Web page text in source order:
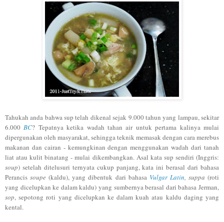
Tahukah anda bahwa sup telah dikenal sejak 9.000 tahun yang lampau, sekitar
6.000BC? Tepatnya ketika wadah tahan air untuk pertama kalinya mulai
dipergunakan oleh masyarakat, sehingga teknik memasak dengan cara merebus
makanan dan cairan - kemungkinan dengan menggunakan wadah dari tanah
liat atau kulit binatang - mulai dikembangkan. Asal kata sup sendiri (Inggris:
soup) setelah ditelusuri ternyata cukup panjang, kata ini berasal dari bahasa
Perancissoupe (kaldu), yang dibentuk dari bahasa Vulgar Latin, suppa (roti
yang dicelupkan ke dalam kaldu) yang sumbernya berasal dari bahasa Jerman,
sop, sepotong roti yang dicelupkan ke dalam kuah atau kaldu daging yang
kental.